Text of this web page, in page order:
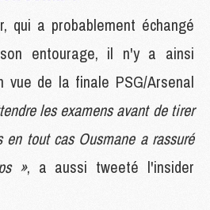
qui a probablement échangé
entourage, il n'y a ainsi
vue de la finale PSG/Arsenal
les examens avant de tirer
tout cas Ousmane a rassuré
», a aussi tweeté l'insider